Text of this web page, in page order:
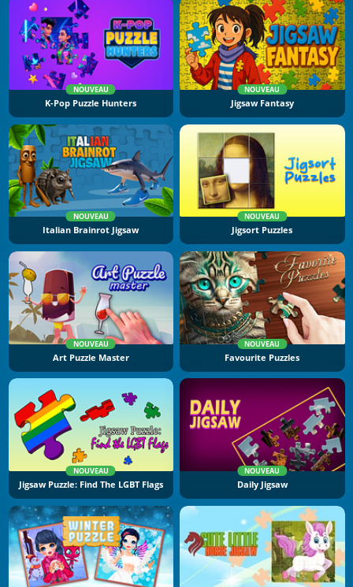
NOUVEAU
K-Pop Puzzle Hunters
NOUVEAU
Jigsaw Fantasy
NOUVEAU
Italian Brainrot Jigsaw
NOUVEAU
Jigsort Puzzles
NOUVEAU
Art Puzzle Master
NOUVEAU
Favourite Puzzles
NOUVEAU
Jigsaw Puzzle: Find The LGBT Flags
NOUVEAU
Daily Jigsaw